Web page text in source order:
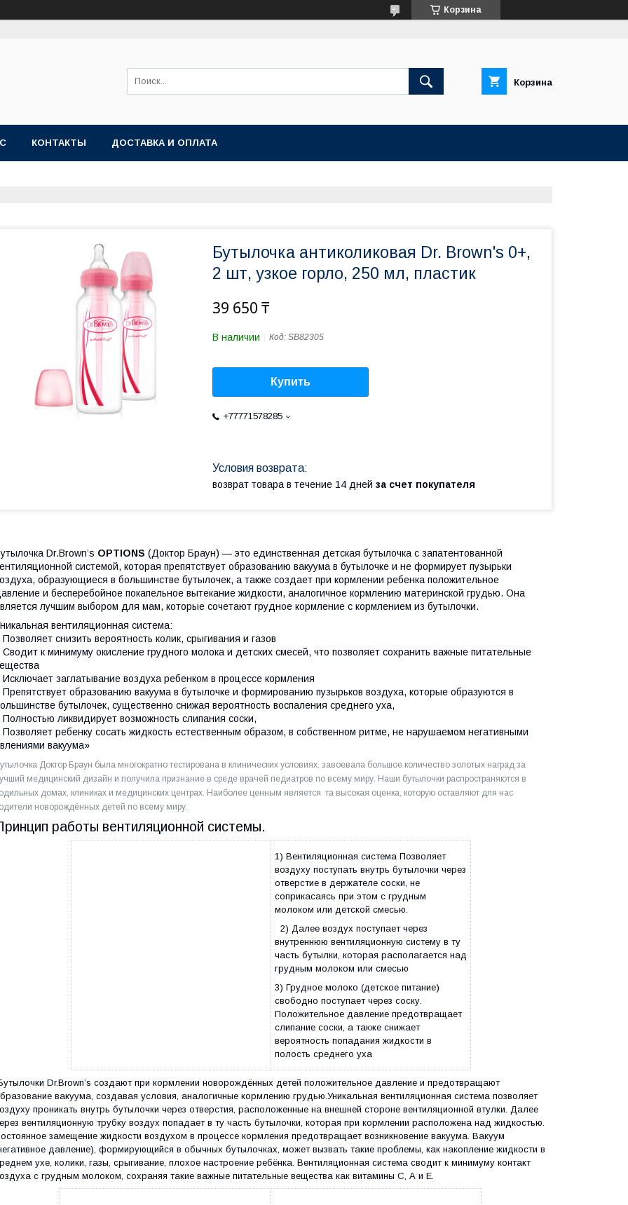
Корзина
Корзина
КОНТАКТЫ ДОСТАВКА И ОПЛАТА
Бутылочка антиколиковая Dr. Brown's 0+,
2 шт, узкое горло, 250 мл, пластик
39 650 ₸
В наличии Код: SB82305
Купить
+77771578285
возврат товара в течение 14 дней за счет покупателя
Dr.Brown’s OPTIONS (Доктор Браун) — это единственная детская бутылочка с запатентованной
системой, которая препятствует образованию вакуума в бутылочке и не формирует пузырьки
образующиеся в большинстве бутылочек, а также создает при кормлении ребенка положительное
и бесперебойное покапельное вытекание жидкости, аналогичное кормлению материнской грудью. Она
лучшим выбором для мам, которые сочетают грудное кормление с кормлением из бутылочки.
вентиляционная система:
Позволяет снизить вероятность колик, срыгивания и газов
Сводит к минимуму окисление грудного молока и детских смесей, что позволяет сохранить важные питательные
Исключает заглатывание воздуха ребенком в процессе кормления
Препятствует образованию вакуума в бутылочке и формированию пузырьков воздуха, которые образуются в
бутылочек, существенно снижая вероятность воспаления среднего уха,
Полностью ликвидирует возможность слипания соски,
Позволяет ребенку сосать жидкость естественным образом, в собственном ритме, не нарушаемом негативными
вакуума»
Доктор Браун была многократно тестирована в клинических условиях, завоевала большое количество золотых наград за
медицинский дизайн и получила признание в среде врачей педиатров по всему миру. Наши бутылочки распространяются в
домах, клиниках и медицинских центрах. Наиболее ценным является та высокая оценка, которую оставляют для нас
новорождённых детей по всему миру.
работы вентиляционной системы.
1) Вентиляционная система Позволяет
воздуху поступать внутрь бутылочки через
отверстие в держателе соски, не
соприкасаясь при этом с грудным
молоком или детской смесью.
2) Далее воздух поступает через
внутреннюю вентиляционную систему в ту
часть бутылки, которая располагается над
грудным молоком или смесью
3) Грудное молоко (детское питание)
свободно поступает через соску.
Положительное давление предотвращает
слипание соски, а также снижает
вероятность попадания жидкости в
полость среднего уха
Dr.Brown’s создают при кормлении новорождённых детей положительное давление и предотвращают
вакуума, создавая условия, аналогичные кормлению грудью.Уникальная вентиляционная система позволяет
проникать внутрь бутылочки через отверстия, расположенные на внешней стороне вентиляционной втулки. Далее
вентиляционную трубку воздух попадает в ту часть бутылочки, которая при кормлении расположена над жидкостью.
замещение жидкости воздухом в процессе кормления предотвращает возникновение вакуума. Вакуум
давление), формирующийся в обычных бутылочках, может вызвать такие проблемы, как накопление жидкости в
ухе, колики, газы, срыгивание, плохое настроение ребёнка. Вентиляционная система сводит к минимуму контакт
с грудным молоком, сохраняя такие важные питательные вещества как витамины С, А и Е.